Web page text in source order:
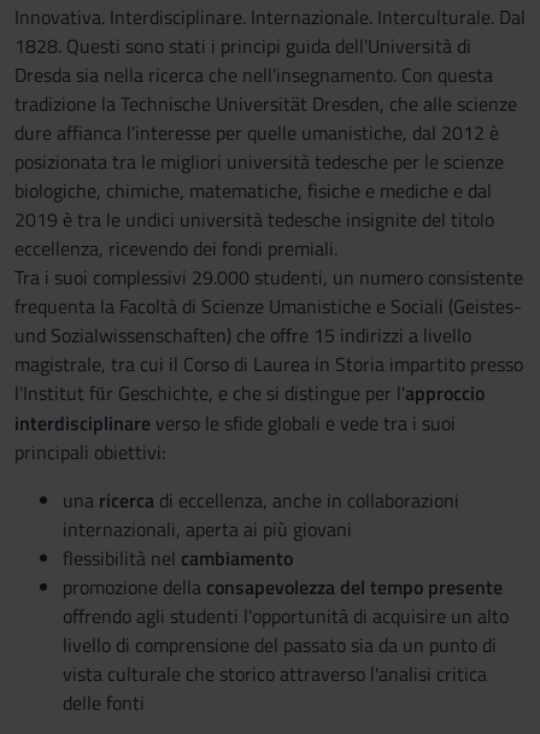
Innovativa. Interdisciplinare. Internazionale. Interculturale. Dal
1828. Questi sono stati i principi guida dell'Università di
Dresda sia nella ricerca che nell'insegnamento. Con questa
tradizione la Technische Universität Dresden, che alle scienze
dure affianca l’interesse per quelle umanistiche, dal 2012 è
posizionata tra le migliori università tedesche per le scienze
biologiche, chimiche, matematiche, fisiche e mediche e dal
2019 è tra le undici università tedesche insignite del titolo
eccellenza, ricevendo dei fondi premiali.
Tra i suoi complessivi 29.000 studenti, un numero consistente
frequenta la Facoltà di Scienze Umanistiche e Sociali (Geistes-
und Sozialwissenschaften) che offre 15 indirizzi a livello
magistrale, tra cui il Corso di Laurea in Storia impartito presso
l'Institut für Geschichte, e che si distingue per l'approccio
interdisciplinareverso le sfide globali e vede tra i suoi
principali obiettivi:
una ricerca di eccellenza, anche in collaborazioni
internazionali, aperta ai più giovani
flessibilità nel cambiamento
promozione della consapevolezza del tempo presente
offrendo agli studenti l'opportunità di acquisire un alto
livello di comprensione del passato sia da un punto di
vista culturale che storico attraverso l'analisi critica
delle fonti